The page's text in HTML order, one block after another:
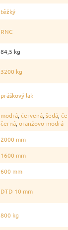
těžký
RNC
84,5 kg
3200 kg
práškový lak
modrá, červená, šedá,
černá, oranžovo-modrá
2000 mm
1600 mm
600 mm
DTD 10 mm
800 kg